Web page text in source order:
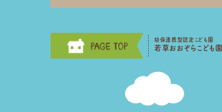
幼保連携型認定こども園
若草おおぞらこども園